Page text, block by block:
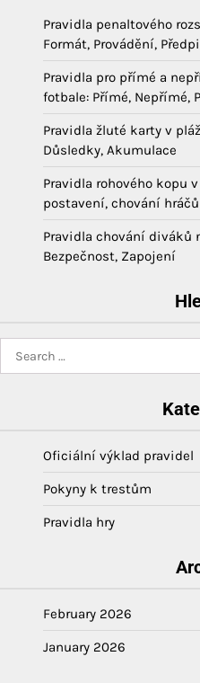
Pravidla penaltového
Formát, Provádění,
Pravidla pro přímé a
fotbale: Přímé, Nepřímé,
Pravidla žluté karty v
Důsledky, Akumulace
Pravidla rohového kopu
postavení, chování hráčů
Pravidla chování diváků
Bezpečnost, Zapojení
for:
Oficiální výklad pravidel
Pokyny k trestům
Pravidla hry
February 2026
January 2026